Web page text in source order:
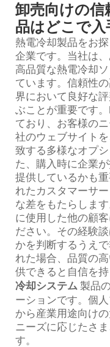
卸売向けの信
品はどこで入
熱電冷却製品をお
企業です。当社は
高品質な熱電冷却
ています。信頼性
界において良好な
ぶことが重要です
ており、お客様の
社のウェブサイト
致する多様なオプ
た、購入時に企業
提供しているかも
れたカスタマーサ
な差をもたらしま
に使用した他の顧
ださい。その経験
かを判断するうえ
れた場合、品質の
供できると自信を
冷却システム 製品
ーションです。個
から産業用途向け
ニーズに応じたさ
す。